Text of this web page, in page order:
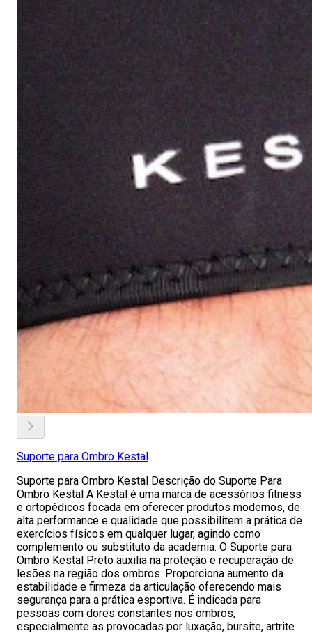
Suporte para Ombro Kestal
Suporte para Ombro Kestal Descrição do Suporte Para
Ombro Kestal A Kestal é uma marca de acessórios fitness
e ortopédicos focada em oferecer produtos modernos, de
alta performance e qualidade que possibilitem a prática de
exercícios físicos em qualquer lugar, agindo como
complemento ou substituto da academia. O Suporte para
Ombro Kestal Preto auxilia na proteção e recuperação de
lesões na região dos ombros. Proporciona aumento da
estabilidade e firmeza da articulação oferecendo mais
segurança para a prática esportiva. É indicada para
pessoas com dores constantes nos ombros,
especialmente as provocadas por luxação, bursite, artrite